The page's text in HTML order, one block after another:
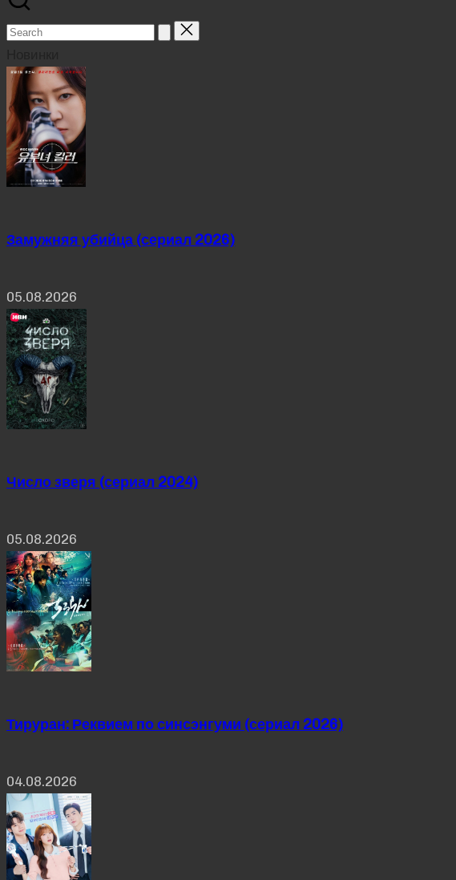
Search
Замужняя убийца (сериал 2026)
05.08.2026
Число зверя (сериал 2024)
05.08.2026
Тируран: Реквием по синсэнгуми (сериал 2026)
04.08.2026